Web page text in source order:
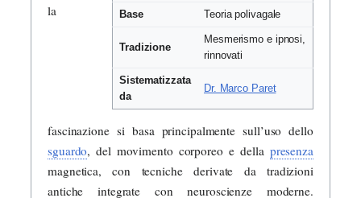
Base Teoria polivagale
Tradizione
Mesmerismo e ipnosi,
rinnovati
Sistematizzata
da
Dr. Marco Paret
la
fascinazione si basa principalmente sull’uso dello
sguardo, del movimento corporeo e della presenza
magnetica, con tecniche derivate da tradizioni
antiche integrate con neuroscienze moderne.